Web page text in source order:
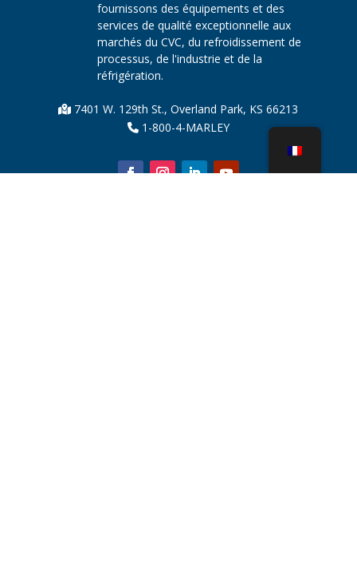
fournissons des équipements et des
services de qualité exceptionnelle aux
marchés du CVC, du refroidissement de
processus, de l'industrie et de la
réfrigération.
7401 W. 129th St., Overland Park, KS 66213
1-800-4-MARLEY